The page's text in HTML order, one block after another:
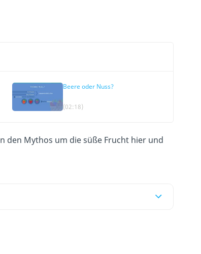
Beere oder Nuss?
(02:18)
den Mythos um die süße Frucht hier und